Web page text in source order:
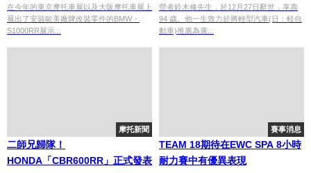
在今年的東京摩托車展以及大阪摩托車展上
展出了安裝歐美廠牌改裝零件的BMW・
S1000RR展示...
營者鈴木修先生，於12月27日辭世，享壽
94 歲。他一生致力於將輕型汽車(日：軽自
動車)推廣為廣...
摩托新聞
二師兄歸隊！
HONDA「CBR600RR」正式發表
賽事消息
TEAM 18期待在EWC SPA 8小時
耐力賽中有優異表現